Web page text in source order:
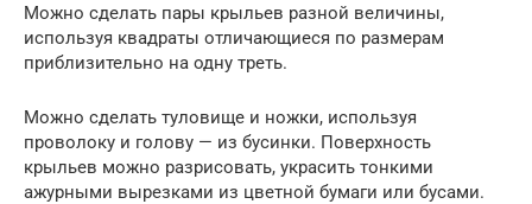
Можно сделать пары крыльев разной величины,
используя квадраты отличающиеся по размерам
приблизительно на одну треть.
Можно сделать туловище и ножки, используя
проволоку и голову — из бусинки. Поверхность
крыльев можно разрисовать, украсить тонкими
ажурными вырезками из цветной бумаги или бусами.